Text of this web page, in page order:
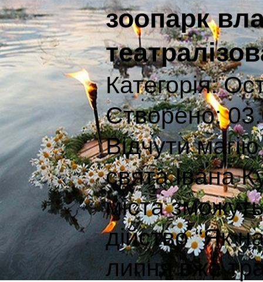
зоопарк
Категорія:
Створено:
Відчути
свята Івана
міста
дійство “Як
липня вже